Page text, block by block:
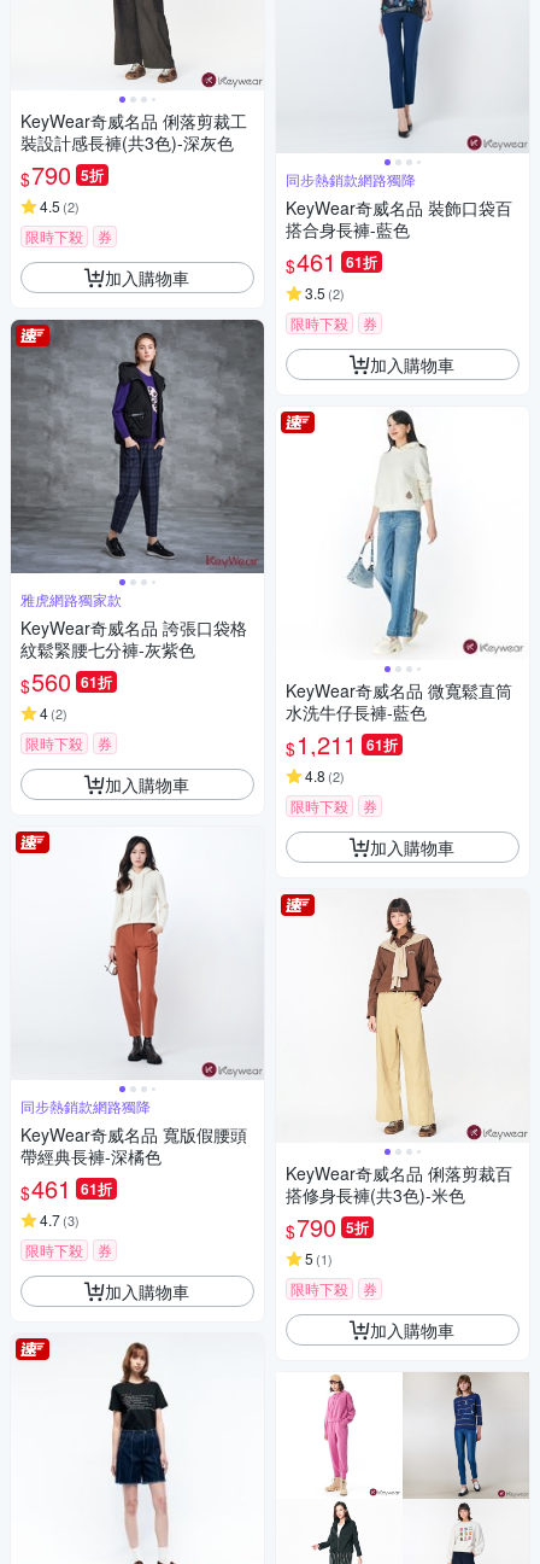
KeyWear奇威名品 俐落剪裁工
裝設計感長褲(共3色)-深灰色
$790 5折
4.5 (2)
限時下殺 券
加入購物車
雅虎網路獨家款
KeyWear奇威名品 誇張口袋格
紋鬆緊腰七分褲-灰紫色
$560 61折
4(2)
限時下殺 券
加入購物車
同步熱銷款網路獨降
KeyWear奇威名品 寬版假腰頭
帶經典長褲-深橘色
$461 61折
4.7(3)
限時下殺 券
加入購物車
同步熱銷款網路獨降
KeyWear奇威名品 裝飾口袋百
搭合身長褲-藍色
$461 61折
3.5 (2)
限時下殺 券
加入購物車
KeyWear奇威名品 微寬鬆直筒
水洗牛仔長褲-藍色
$1,211 61折
4.8 (2)
限時下殺 券
加入購物車
KeyWear奇威名品 俐落剪裁百
搭修身長褲(共3色)-米色
$790 5折
5 (1)
限時下殺 券
加入購物車